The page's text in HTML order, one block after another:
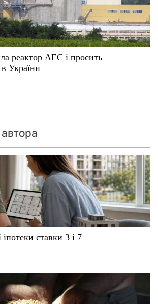
реактор АЕС і просить
України
автора
іпотеки ставки 3 і 7